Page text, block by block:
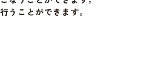
うことができます。